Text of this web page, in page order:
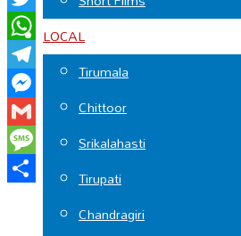
LOCAL
Tirumala
Chittoor
Srikalahasti
Tirupati
Chandragiri
Twitter
WhatsApp
Telegram
Messenger
Gmail
Message